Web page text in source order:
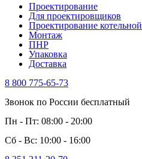
Проектирование
Для проектировщиков
Проектирование котельной
Монтаж
ПНР
Упаковка
Доставка
8 800 775-65-73
Звонок по России бесплатный
Пн - Пт: 08:00 - 20:00
Сб - Вс: 10:00 - 16:00